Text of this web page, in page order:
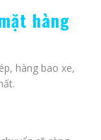
hàng
hàng bao xe,